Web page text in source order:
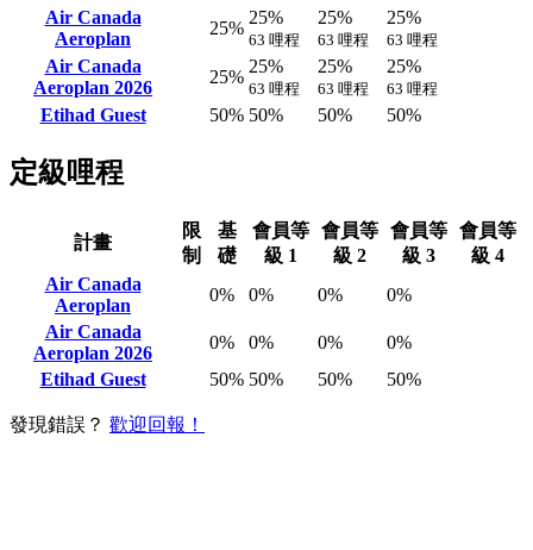
Air Canada
Aeroplan
25%
25%
63 哩程
25%
63 哩程
25%
63 哩程
Air Canada
Aeroplan 2026
25%
25%
63 哩程
25%
63 哩程
25%
63 哩程
Etihad Guest 50% 50% 50% 50%
定級哩程
計畫
限
制
基
礎
會員等
級 1
會員等
級 2
會員等
級 3
會員等
級 4
Air Canada
Aeroplan
0% 0% 0%
0%
Air Canada
Aeroplan 2026
0% 0% 0%
0%
Etihad Guest
50% 50% 50% 50%
發現錯誤？ 歡迎回報！